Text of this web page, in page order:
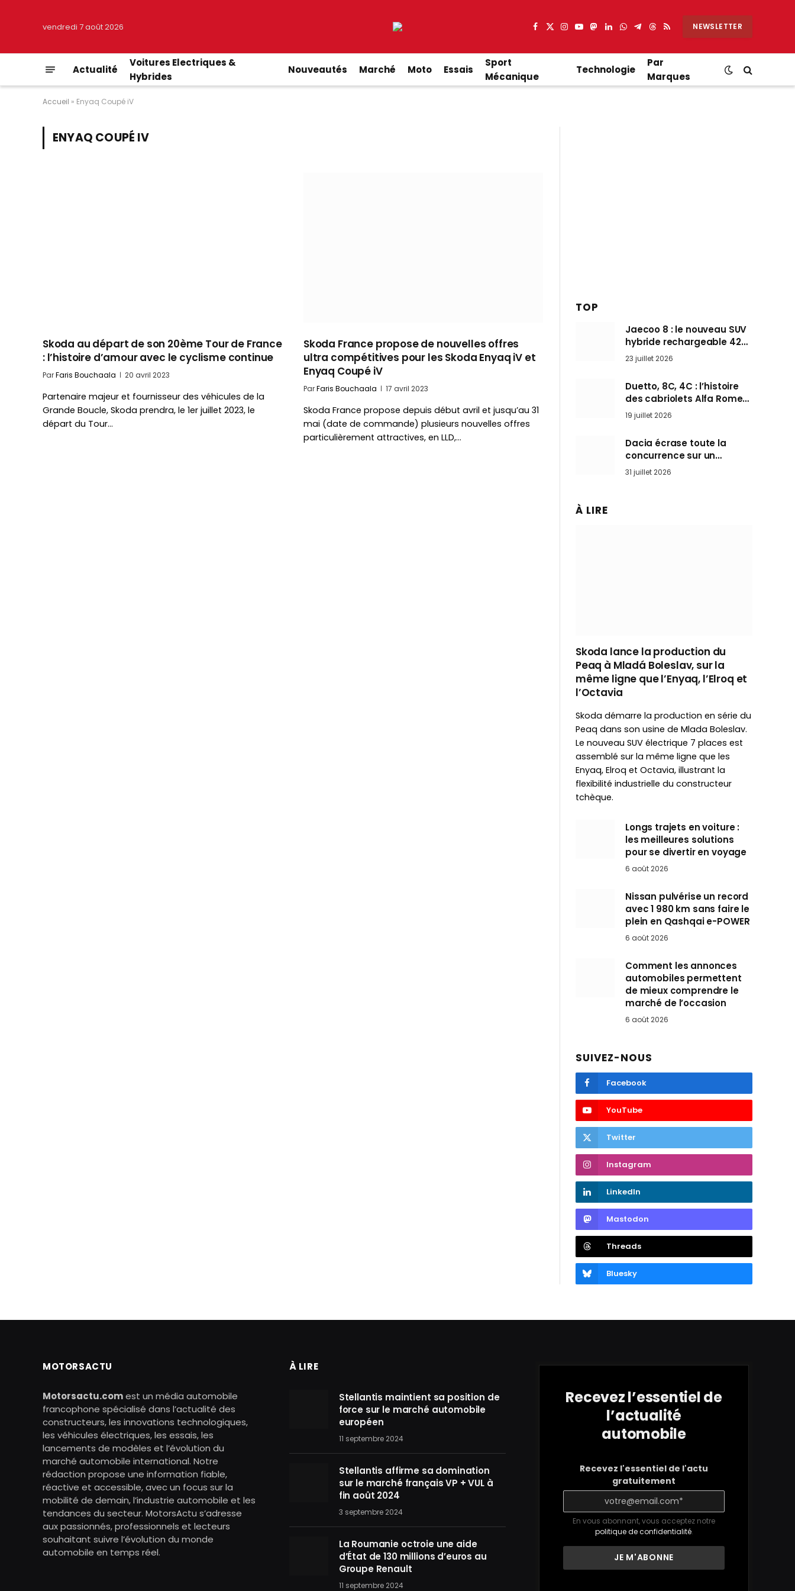
vendredi 7 août 2026 Facebook
X
Instagram
YouTube
Mastodon
LinkedIn
WhatsApp
Partager
Telegram
Threads
RSS NEWSLETTER
Actualité
Voitures Electriques &
Hybrides
Nouveautés Marché Moto Essais
Sport
Mécanique
Technologie
Par
Marques
Accueil » Enyaq Coupé iV
ENYAQ COUPÉ IV
Skoda au départ de son 20ème Tour de France
: l’histoire d’amour avec le cyclisme continue
ParFaris Bouchaala 20 avril 2023
Partenaire majeur et fournisseur des véhicules de la
Grande Boucle, Skoda prendra, le 1er juillet 2023, le
départ du Tour…
Skoda France propose de nouvelles offres
ultra compétitives pour les Skoda Enyaq iV et
Enyaq Coupé iV
ParFaris Bouchaala 17 avril 2023
Skoda France propose depuis début avril et jusqu’au 31
mai (date de commande) plusieurs nouvelles offres
particulièrement attractives, en LLD,…
TOP
Jaecoo 8 : le nouveau SUV
hybride rechargeable 428
ch qui vise l’Audi Q7 arrive
en Europe cet automne
23 juillet 2026
Duetto, 8C, 4C : l’histoire
des cabriolets Alfa Romeo,
ces Spider qui ont défini
l’art de rouler cheveux au
vent
19 juillet 2026
Dacia écrase toute la
concurrence sur un
marché où personne ne
l’attendait
31 juillet 2026
À LIRE
Skoda lance la production du
Peaq à Mladá Boleslav, sur la
même ligne que l’Enyaq, l’Elroq et
l’Octavia
Skoda démarre la production en série du
Peaq dans son usine de Mlada Boleslav.
Le nouveau SUV électrique 7 places est
assemblé sur la même ligne que les
Enyaq, Elroq et Octavia, illustrant la
flexibilité industrielle du constructeur
tchèque.
Longs trajets en voiture :
les meilleures solutions
pour se divertir en voyage
6 août 2026
Nissan pulvérise un record
avec 1 980 km sans faire le
plein en Qashqai e-POWER
6 août 2026
Comment les annonces
automobiles permettent
de mieux comprendre le
marché de l’occasion
6 août 2026
SUIVEZ-NOUS
Facebook
YouTube
Twitter
Instagram
LinkedIn
Mastodon
Threads
Bluesky
MOTORSACTU
Motorsactu.comest un média automobile
francophone spécialisé dans l’actualité des
constructeurs, les innovations technologiques,
les véhicules électriques, les essais, les
lancements de modèles et l’évolution du
marché automobile international. Notre
rédaction propose une information fiable,
réactive et accessible, avec un focus sur la
mobilité de demain, l’industrie automobile et les
tendances du secteur. MotorsActu s’adresse
aux passionnés, professionnels et lecteurs
souhaitant suivre l’évolution du monde
automobile en temps réel.
À LIRE
Stellantis maintient sa position de
force sur le marché automobile
européen
11 septembre 2024
Stellantis affirme sa domination
sur le marché français VP + VUL à
fin août 2024
3 septembre 2024
La Roumanie octroie une aide
d’État de 130 millions d’euros au
Groupe Renault
11 septembre 2024
Recevez l’essentiel de
l’actualité
automobile
Recevez l'essentiel de l'actu
gratuitement
En vous abonnant, vous acceptez notre
politique de confidentialité.